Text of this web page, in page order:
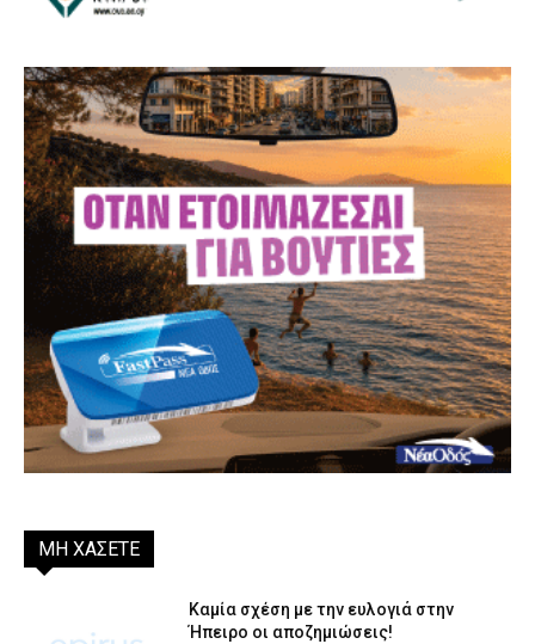
ΜΗ ΧΑΣΕΤΕ
Καμία σχέση με την ευλογιά στην
Ήπειρο οι αποζημιώσεις!